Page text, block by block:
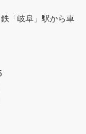
「岐阜」駅から車